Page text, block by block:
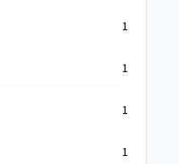
1
1
1
1